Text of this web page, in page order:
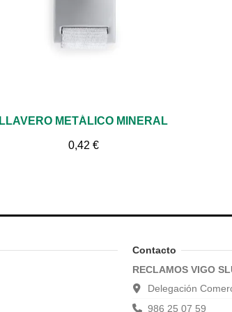
Vista rápida
LLAVERO METÁLICO MINERAL
0,42 €
Contacto
RECLAMOS VIGO
Delegación
986 25 07 59